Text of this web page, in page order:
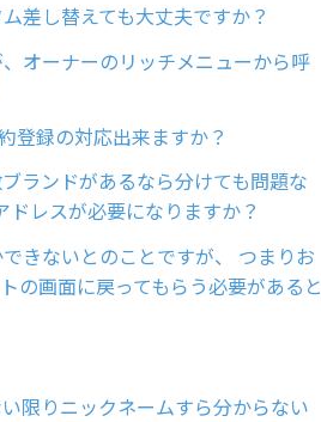
差し替えても大丈夫ですか？
オーナーのリッチメニューから呼
登録の対応出来ますか？
ランドがあるなら分けても問題な
レスが必要になりますか？
きないとのことですが、 つまりお
の画面に戻ってもらう必要があると
限りニックネームすら分からない